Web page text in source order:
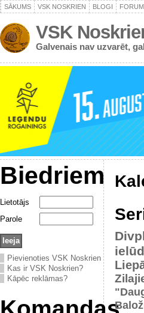
SĀKUMS VSK NOSKRIEN BLOGI
VSK
Galvenais nav uzvarēt,
Biedriem
Lietotājs
Parole
Pievienoties VSK Noskrien
Kas ir VSK Noskrien?
Kāpēc reklāmas?